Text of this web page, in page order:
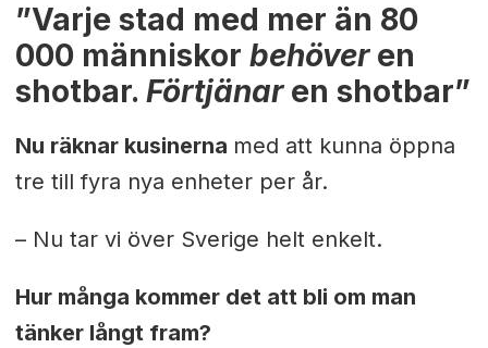
”Varje stad med mer än 80
000 människor behöveren
shotbar. Förtjänaren shotbar”
Nu räknar kusinerna med att kunna öppna
tre till fyra nya enheter per år.
– Nu tar vi över Sverige helt enkelt.
Hur många kommer det att bli om man
tänker långt fram?